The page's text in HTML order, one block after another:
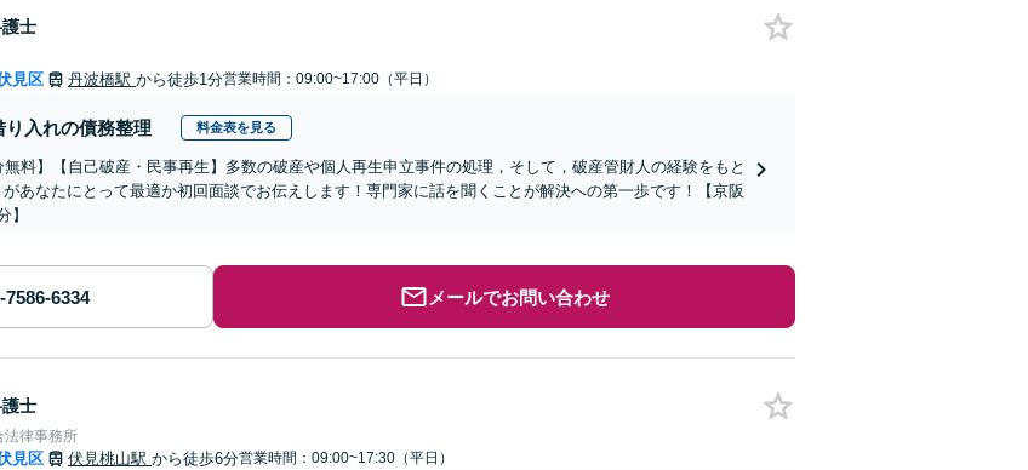
士
見区 丹波橋駅 から徒歩1分営業時間：09:00~17:00（平日）
り入れの債務整理 料金表を見る
無料】【自己破産・民事再生】多数の破産や個人再生申立事件の処理，そして，破産管財人の経験をもと
あなたにとって最適か初回面談でお伝えします！専門家に話を聞くことが解決への第一歩です！【京阪
】
メールでお問い合わせ
士
法律事務所
見区 伏見桃山駅 から徒歩6分営業時間：09:00~17:30（平日）